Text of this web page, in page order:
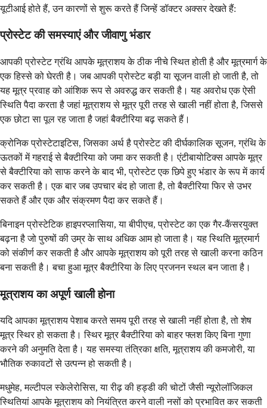
यूटीआई होते हैं, उन कारणों से शुरू करते हैं जिन्हें डॉक्टर अक्सर देखते हैं:
प्रोस्टेट की समस्याएं और जीवाणु भंडार
आपकी प्रोस्टेट ग्रंथि आपके मूत्राशय के ठीक नीचे स्थित होती है और मूत्रमार्ग के
एक हिस्से को घेरती है। जब आपकी प्रोस्टेट बड़ी या सूजन वाली हो जाती है, तो
यह मूत्र प्रवाह को आंशिक रूप से अवरुद्ध कर सकती है। यह अवरोध एक ऐसी
स्थिति पैदा करता है जहां मूत्राशय से मूत्र पूरी तरह से खाली नहीं होता है, जिससे
एक छोटा सा पूल रह जाता है जहां बैक्टीरिया बढ़ सकते हैं।
क्रोनिक प्रोस्टेटाइटिस, जिसका अर्थ है प्रोस्टेट की दीर्घकालिक सूजन, ग्रंथि के
ऊतकों में गहराई से बैक्टीरिया को जमा कर सकती है। एंटीबायोटिक्स आपके मूत्र
से बैक्टीरिया को साफ करने के बाद भी, प्रोस्टेट एक छिपे हुए भंडार के रूप में कार्य
कर सकती है। एक बार जब उपचार बंद हो जाता है, तो बैक्टीरिया फिर से उभर
सकते हैं और एक और संक्रमण पैदा कर सकते हैं।
बिनाइन प्रोस्टेटिक हाइपरप्लासिया, या बीपीएच, प्रोस्टेट का एक गैर-कैंसरयुक्त
बढ़ना है जो पुरुषों की उम्र के साथ अधिक आम हो जाता है। यह स्थिति मूत्रमार्ग
को संकीर्ण कर सकती है और आपके मूत्राशय को पूरी तरह से खाली करना कठिन
बना सकती है। बचा हुआ मूत्र बैक्टीरिया के लिए प्रजनन स्थल बन जाता है।
मूत्राशय का अपूर्ण खाली होना
यदि आपका मूत्राशय पेशाब करते समय पूरी तरह से खाली नहीं होता है, तो शेष
मूत्र स्थिर हो सकता है। स्थिर मूत्र बैक्टीरिया को बाहर फ्लश किए बिना गुणा
करने की अनुमति देता है। यह समस्या तंत्रिका क्षति, मूत्राशय की कमजोरी, या
भौतिक रुकावटों से उत्पन्न हो सकती है।
मधुमेह, मल्टीपल स्केलेरोसिस, या रीढ़ की हड्डी की चोटों जैसी न्यूरोलॉजिकल
स्थितियां आपके मूत्राशय को नियंत्रित करने वाली नसों को प्रभावित कर सकती